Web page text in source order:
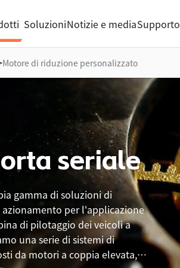
SoluzioniNotizie e mediaSupporto
Motore di riduzione personalizzato
seriale
gamma di soluzioni di
per l'applicazione
di pilotaggio dei veicoli a
una serie di sistemi di
da motori a coppia elevata,